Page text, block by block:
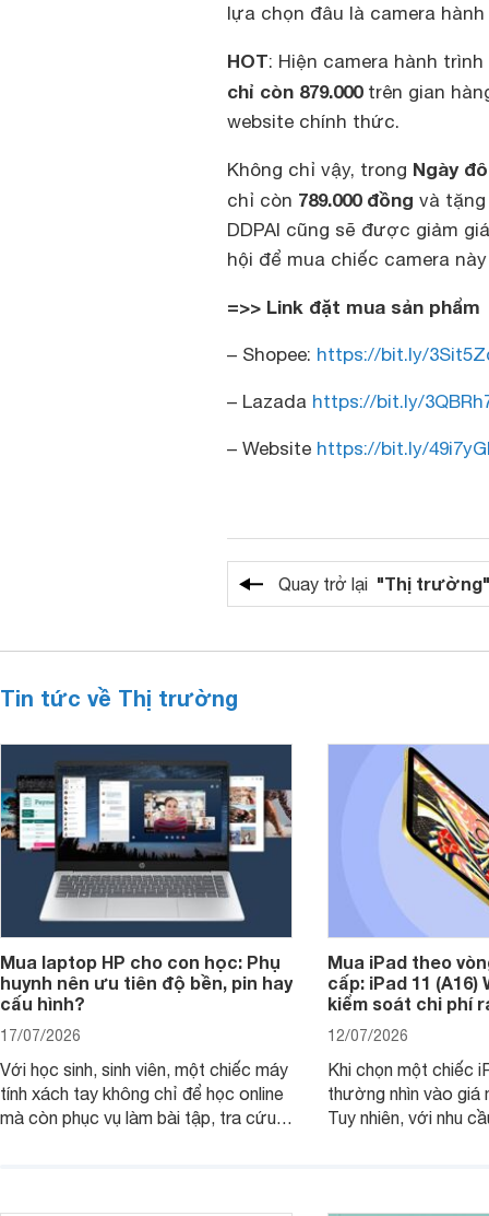
lựa chọn đâu là camera
HOT: Hiện camera hành
chỉ còn 879.000 trên gian
website chính thức.
Không chỉ vậy, trong Ngày
chỉ còn 789.000 đồng và tặng
DDPAI cũng sẽ được giảm
hội để mua chiếc camera
=>> Link đặt mua sản phẩm
– Shopee: https://bit.ly/
– Lazada https://bit.ly/
– Website https://bit.ly/
Quay trở lại "Thị trường"
Tin tức về Thị trường
Mua laptop HP cho con học: Phụ
huynh nên ưu tiên độ bền, pin hay
cấu hình?
17/07/2026
Với học sinh, sinh viên, một chiếc máy
tính xách tay không chỉ để học online
mà còn phục vụ làm bài tập, tra cứu,
Mua iPad theo
cấp: iPad 11 (A16)
kiểm soát chi phí
12/07/2026
Khi chọn một chiếc
thường nhìn vào
Tuy nhiên, với nhu